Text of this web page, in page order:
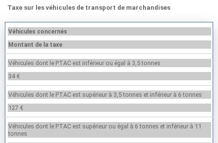
Taxe sur les véhicules de transport de marchandises
Véhicules concernés
Montant de la taxe
Véhicules dont le PTAC est inférieur ou égal à 3,5 tonnes
34 €
Véhicules dont le PTAC est supérieur à 3,5 tonnes et inférieur à 6 tonnes
127 €
Véhicules dont le PTAC est supérieur ou égal à 6 tonnes et inférieur à 11
tonnes